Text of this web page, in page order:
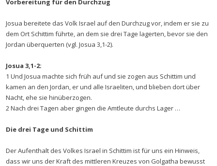
Vorbereitung für den Durchzug
Josua bereitete das Volk Israel auf den Durchzug vor, indem er sie zu
dem Ort Schittim führte, an dem sie drei Tage lagerten, bevor sie den
Jordan überquerten (vgl. Josua 3,1-2).
Josua 3,1-2:
1 Und Josua machte sich früh auf und sie zogen aus Schittim und
kamen an den Jordan, er und alle Israeliten, und blieben dort über
Nacht, ehe sie hinüberzogen.
2 Nach drei Tagen aber gingen die Amtleute durchs Lager …
Die drei Tage und Schittim
Der Aufenthalt des Volkes Israel in Schittim ist für uns ein Hinweis,
dass wir uns der Kraft des mittleren Kreuzes von Golgatha bewusst